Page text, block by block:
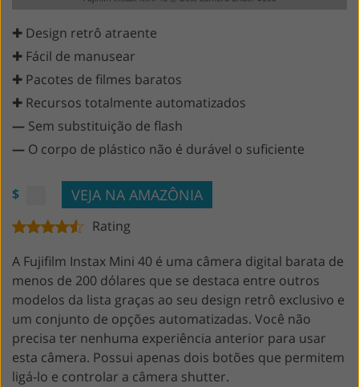
✚ Design retrô atraente
✚ Fácil de manusear
✚ Pacotes de filmes baratos
✚ Recursos totalmente automatizados
— Sem substituição de flash
— O corpo de plástico não é durável o suficiente
$ VEJA NA AMAZÔNIA
Rating
A Fujifilm Instax Mini 40 é uma câmera digital barata de
menos de 200 dólares que se destaca entre outros
modelos da lista graças ao seu design retrô exclusivo e
um conjunto de opções automatizadas. Você não
precisa ter nenhuma experiência anterior para usar
esta câmera. Possui apenas dois botões que permitem
ligá-lo e controlar a câmera shutter.